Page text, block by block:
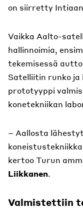
on siirretty
Vaikka Aalto-
hallinnoimia,
tekemisessä
Satelliitin runko
prototyyppi
konetekniikan
– Aallosta
kertoo Turun
Liikkanen.
Valmistettiin